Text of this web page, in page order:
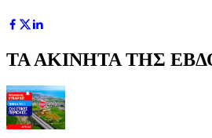
ΤΑ ΑΚΙΝΗΤΑ ΤΗΣ